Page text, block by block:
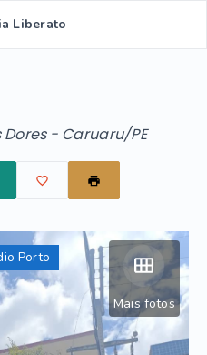
Liberato
- Caruaru/PE
Mais fotos
Porto